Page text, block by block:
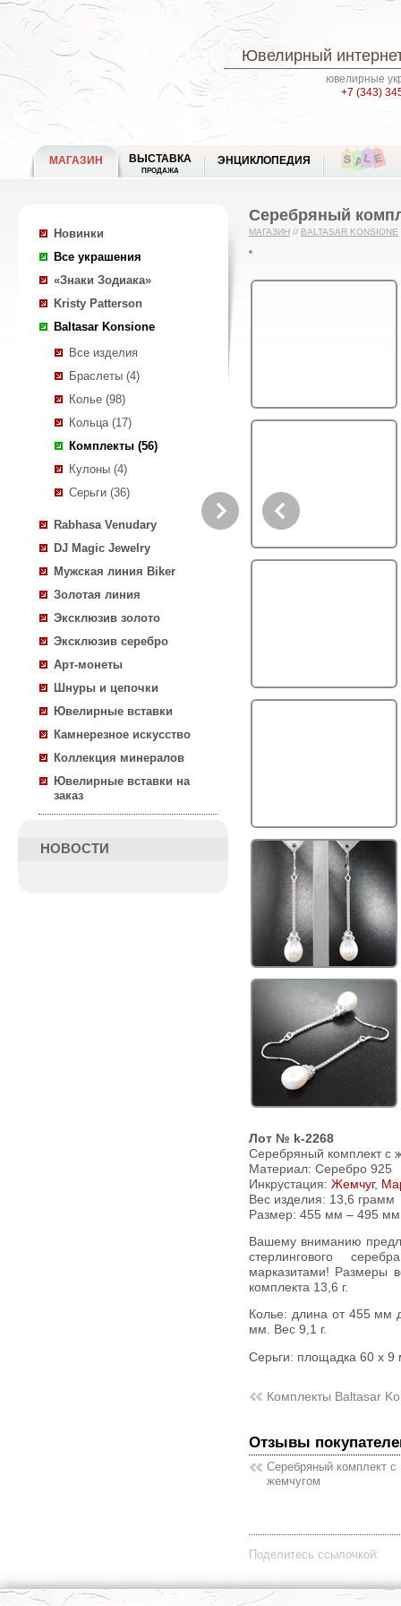
Ювелирный
ювелирные
+7 (343)
МАГАЗИН ВЫСТАВКА
ПРОДАЖА
ЭНЦИКЛОПЕДИЯ
Новинки
Все украшения
«Знаки Зодиака»
Kristy Patterson
Baltasar Konsione
Все изделия
Браслеты (4)
Колье (98)
Кольца (17)
Комплекты (56)
Кулоны (4)
Серьги (36)
Rabhasa Venudary
DJ Magic Jewelry
Мужская линия Biker
Золотая линия
Эксклюзив золото
Эксклюзив серебро
Арт-монеты
Шнуры и цепочки
Ювелирные вставки
Камнерезное искусство
Коллекция минералов
Ювелирные вставки на
заказ
НОВОСТИ
Серебряный
МАГАЗИН // BALTASAR KONSIONE
Лот № k-2268
Серебряный комплект с
Материал: Серебро 925
Инкрустация: Жемчуг,
Вес изделия: 13,6 грамм
Размер: 455 мм – 495 мм
Вашему вниманию предлагается комплект (колье + серьги) из
стерлингового
марказитами! Размеры
комплекта 13,6 г.
Колье: длина от 455 мм до 495 мм, размеры подвески 63 х 11
мм. Вес 9,1 г.
Серьги: площадка 60 х
Комплекты Baltasar
Отзывы
Серебряный комплект с
жемчугом
Поделитесь ссылочкой: